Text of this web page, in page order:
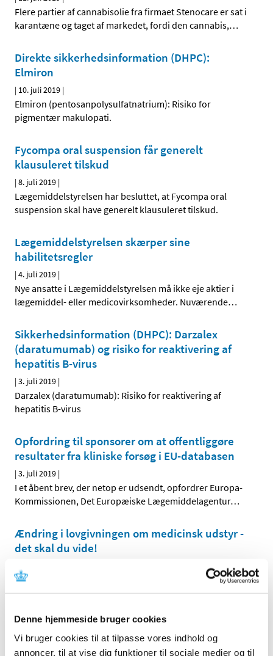
Denne hjemmeside bruger cookies
Vi bruger cookies til at tilpasse vores indhold og
annoncer, til at vise dig funktioner til sociale medier og til
Flere partier af cannabisolie fra firmaet Stenocare er sat i
karantæne og taget af markedet, fordi den cannabis,…
Direkte sikkerhedsinformation (DHPC):
Elmiron
| 10. juli 2019 |
Elmiron (pentosanpolysulfatnatrium): Risiko for
pigmentær makulopati.
Fycompa oral suspension får generelt
klausuleret tilskud
|8. juli 2019 |
Lægemiddelstyrelsen har besluttet, at Fycompa oral
suspension skal have generelt klausuleret tilskud.
Lægemiddelstyrelsen skærper sine
habilitetsregler
|4. juli 2019 |
Nye ansatte i Lægemiddelstyrelsen må ikke eje aktier i
lægemiddel- eller medicovirksomheder. Nuværende…
Sikkerhedsinformation (DHPC): Darzalex
(daratumumab) og risiko for reaktivering af
hepatitis B-virus
|3. juli 2019 |
Darzalex (daratumumab): Risiko for reaktivering af
hepatitis B-virus
Opfordring til sponsorer om at offentliggøre
resultater fra kliniske forsøg i EU-databasen
|3. juli 2019 |
I et åbent brev, der netop er udsendt, opfordrer Europa-
Kommissionen, Det Europæiske Lægemiddelagentur…
Ændring i lovgivningen om medicinsk udstyr -
det skal du vide!
To nye europæiske forordninger erstatter de tre
eksisterende direktiver. De to nye forordninger skal…
Ny blanket til tilbagekaldelsesbrev
| 2. juli 2019|